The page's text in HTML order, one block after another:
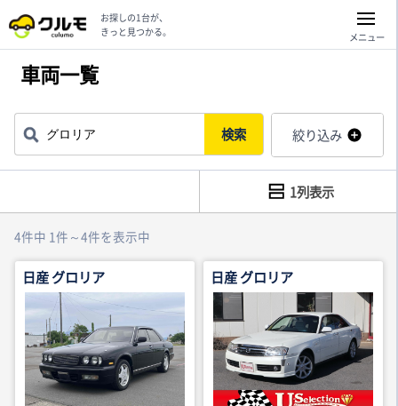
お探しの1台が、
きっと見つかる。
メニュー
車両一覧
検索 絞り込み
4件中 1件～4件を表示中
1列表示
日産 グロリア 日産 グロリア